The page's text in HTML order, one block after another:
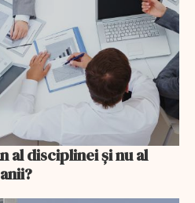
al disciplinei și nu al